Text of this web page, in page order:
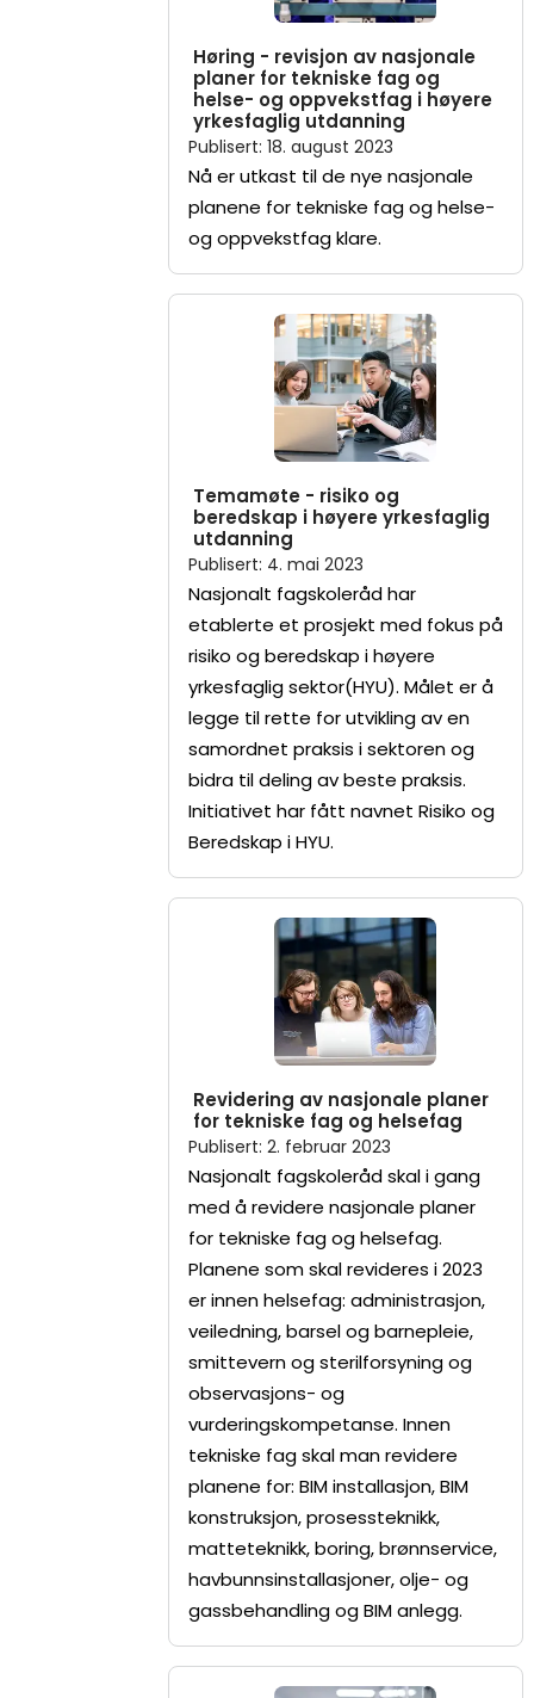
Høring - revisjon av nasjonale
planer for tekniske fag og
helse- og oppvekstfag i høyere
yrkesfaglig utdanning
Publisert: 18. august 2023
Nå er utkast til de nye nasjonale
planene for tekniske fag og helse-
og oppvekstfag klare.
Temamøte - risiko og
beredskap i høyere yrkesfaglig
utdanning
Publisert: 4. mai 2023
Nasjonalt fagskoleråd har
etablerte et prosjekt med fokus på
risiko og beredskap i høyere
yrkesfaglig sektor(HYU). Målet er å
legge til rette for utvikling av en
samordnet praksis i sektoren og
bidra til deling av beste praksis.
Initiativet har fått navnet Risiko og
Beredskap i HYU.
Revidering av nasjonale planer
for tekniske fag og helsefag
Publisert: 2. februar 2023
Nasjonalt fagskoleråd skal i gang
med å revidere nasjonale planer
for tekniske fag og helsefag.
Planene som skal revideres i 2023
er innen helsefag: administrasjon,
veiledning, barsel og barnepleie,
smittevern og sterilforsyning og
observasjons- og
vurderingskompetanse. Innen
tekniske fag skal man revidere
planene for: BIM installasjon, BIM
konstruksjon, prosessteknikk,
matteteknikk, boring, brønnservice,
havbunnsinstallasjoner, olje- og
gassbehandling og BIM anlegg.